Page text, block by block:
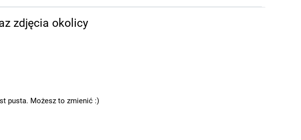
zdjęcia okolicy
pusta. Możesz to zmienić :)